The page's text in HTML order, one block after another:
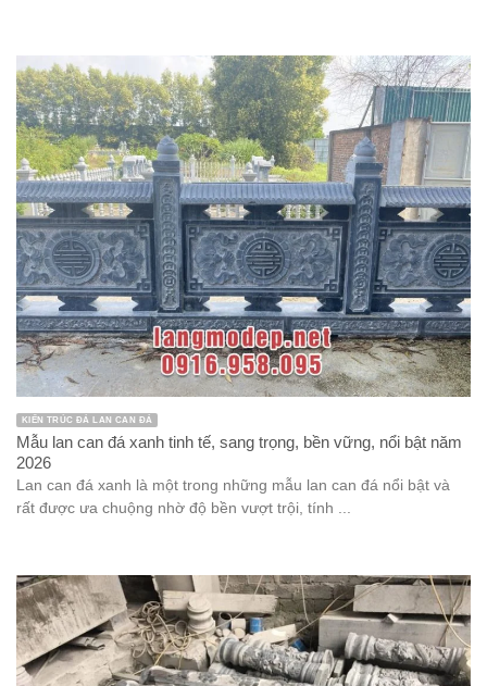
KIẾN TRÚC ĐÁ LAN CAN ĐÁ
Mẫu lan can đá xanh tinh tế, sang trọng, bền vững, nổi bật năm
2026
Lan can đá xanh là một trong những mẫu lan can đá nổi bật và
rất được ưa chuộng nhờ độ bền vượt trội, tính ...